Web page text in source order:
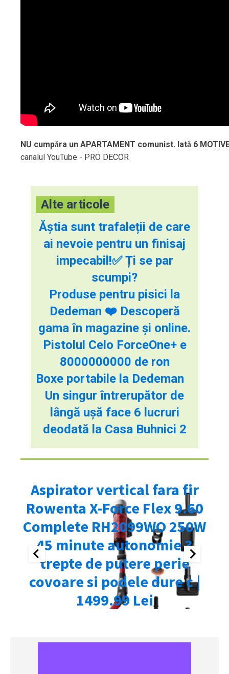
NU cumpǎra un APARTAMENT comunist. Iatǎ 6
canalul YouTube - PRO DECOR
Alte articole
Ăștia sunt trafaleții de care
ai nevoie pentru un finisaj
impecabil!✅ Ți se par
scumpi?
Produse pentru pisici la
Dedeman ❤️ Descoperă
gama în magazine și online.
Pistolul Celo ForceOne+ e
8000000000 de ron
Boxe portabile la Dedeman
Un singur întrerupător de
lângă ușă face 6 lucruri
deodată la Casa Buhnici 2